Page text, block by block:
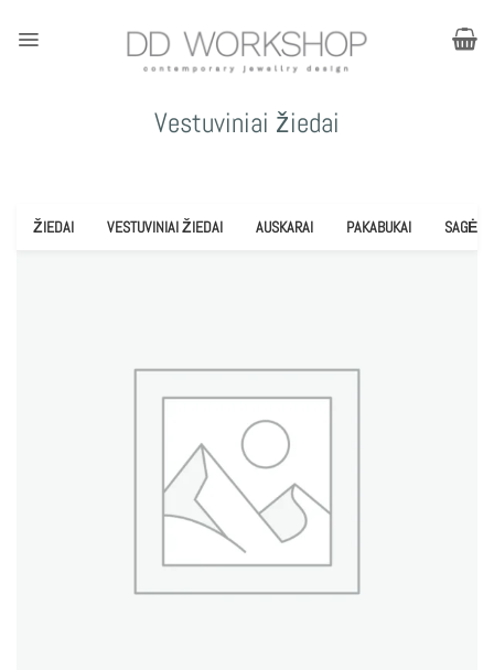
Vestuviniai žiedai
ŽIEDAI VESTUVINIAI ŽIEDAI AUSKARAI PAKABUKAI SAGĖS